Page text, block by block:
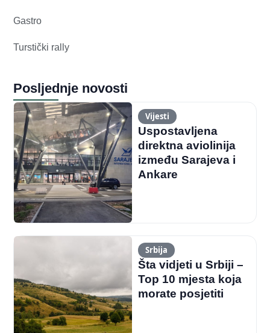
Gastro
Turstički rally
Posljednje novosti
Vijesti
Uspostavljena
direktna aviolinija
između Sarajeva i
Ankare
Srbija
Šta vidjeti u Srbiji –
Top 10 mjesta koja
morate posjetiti